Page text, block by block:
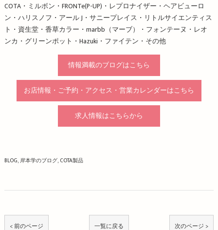
COTA・ミルボン・FRONTe(P-UP)・レプロナイザー・ヘアビューロ
ン・ハリスノフ・アール J・サニープレイス・リトルサイエンティス
ト・資生堂・香草カラー・marbb（マーブ）・フォンテーヌ・レオ
ンカ・グリーンポット・Hazuki・ファイテン・その他
情報満載のブログはこちら
お店情報・ご予約・アクセス・営業カレンダーはこちら
求人情報はこちらから
BLOG 岸本学のブログ COTA製品
< 前のページ 一覧に戻る 次のページ >